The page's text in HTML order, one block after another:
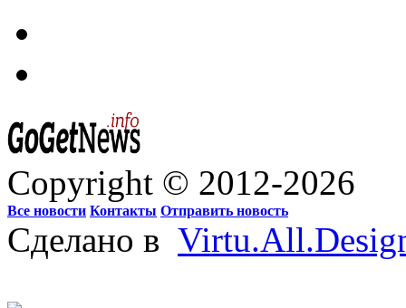
Copyright © 2012-2026
Все новости Контакты Отправить новость
Сделано в